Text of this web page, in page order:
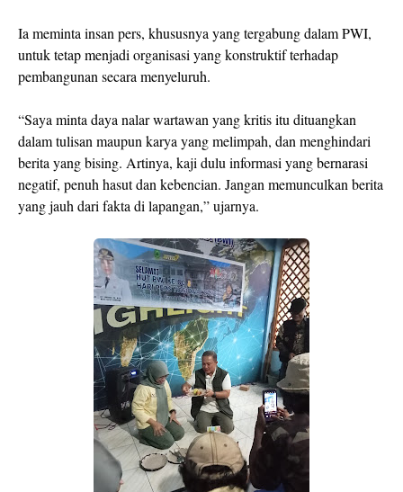
Ia meminta insan pers, khususnya yang tergabung dalam PWI,
untuk tetap menjadi organisasi yang konstruktif terhadap
pembangunan secara menyeluruh.
“Saya minta daya nalar wartawan yang kritis itu dituangkan
dalam tulisan maupun karya yang melimpah, dan menghindari
berita yang bising. Artinya, kaji dulu informasi yang bernarasi
negatif, penuh hasut dan kebencian. Jangan memunculkan berita
yang jauh dari fakta di lapangan,” ujarnya.